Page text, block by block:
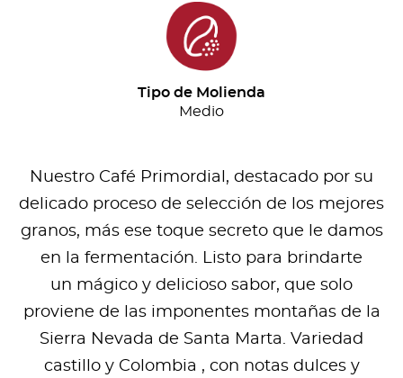
Tipo de Molienda
Medio
Nuestro Café Primordial, destacado por su
delicado proceso de selección de los mejores
granos, más ese toque secreto que le damos
en la fermentación. Listo para brindarte
un mágico y delicioso sabor, que solo
proviene de las imponentes montañas de la
Sierra Nevada de Santa Marta. Variedad
castillo y Colombia , con notas dulces y